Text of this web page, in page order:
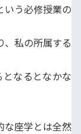
う必修授業の
、私の所属する
なるとなかな
な座学とは全然